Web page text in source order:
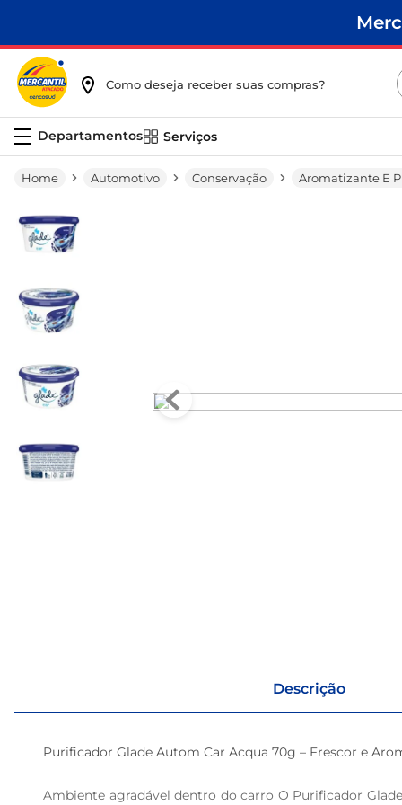
Como deseja receber suas compras?
Serviços
Automotivo Conservação Aromatizante E
Descrição
Purificador Glade Autom Car Acqua 70g – Frescor e
Ambiente agradável dentro do carro O Purificador